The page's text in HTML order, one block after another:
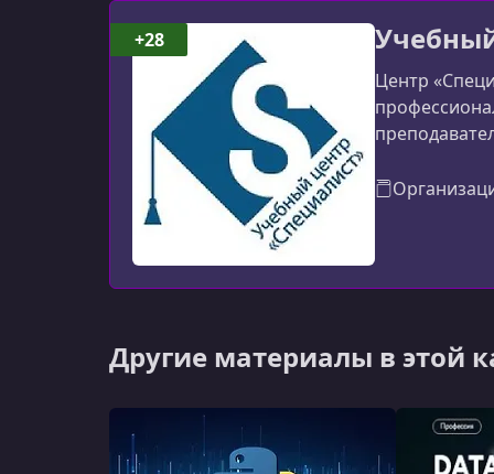
Центр
+28
Другие материалы в этой